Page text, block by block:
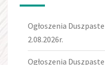
Ogłoszenia
2.08.2026r.
Ogłoszenia